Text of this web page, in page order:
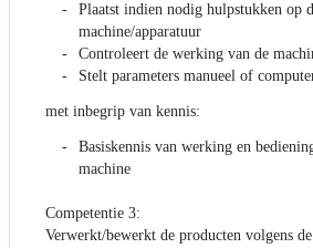
Plaatst indien nodig hulpstukken op
machine/apparatuur
Controleert de werking van de
Stelt parameters manueel of
met inbegrip van kennis:
Basiskennis van werking en
machine
Competentie 3:
Verwerkt/bewerkt de producten volgens